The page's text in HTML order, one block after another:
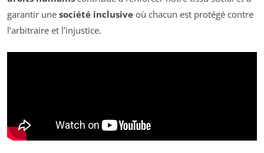
garantir une société inclusive où chacun est protégé contre
l’arbitraire et l’injustice.